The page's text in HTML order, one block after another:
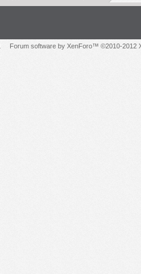
Forum software by XenForo™ ©2010-2012